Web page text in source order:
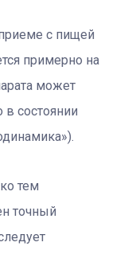
с пищей
примерно на
может
состоянии
тем
точный